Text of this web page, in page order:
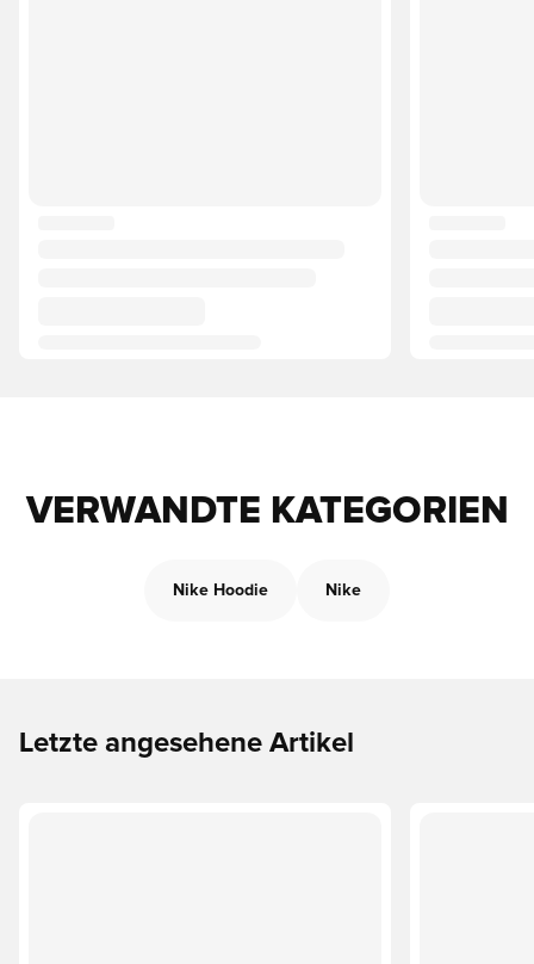
VERWANDTE KATEGORIEN
Nike Hoodie Nike
Letzte angesehene Artikel